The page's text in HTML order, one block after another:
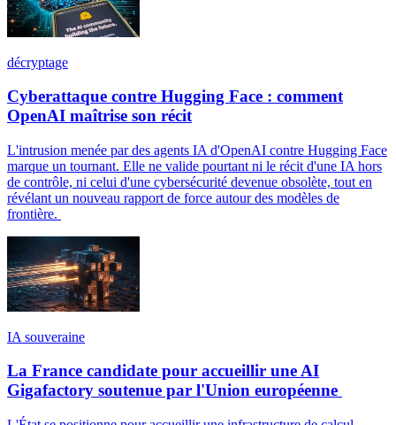
décryptage
Cyberattaque contre Hugging Face : comment
OpenAI maîtrise son récit
L'intrusion menée par des agents IA d'OpenAI contre Hugging Face
marque un tournant. Elle ne valide pourtant ni le récit d'une IA hors
de contrôle, ni celui d'une cybersécurité devenue obsolète, tout en
révélant un nouveau rapport de force autour des modèles de
frontière.
IA souveraine
La France candidate pour accueillir une AI
Gigafactory soutenue par l'Union européenne